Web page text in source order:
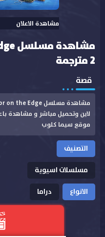
مشاهدة الاعلان
2 مترجمة
قصة
لاين وتحميل مباشر و مشاهدة
موقع سيما كلوب
التصنيف
مسلسلات اسيوية
الانواع
دراما